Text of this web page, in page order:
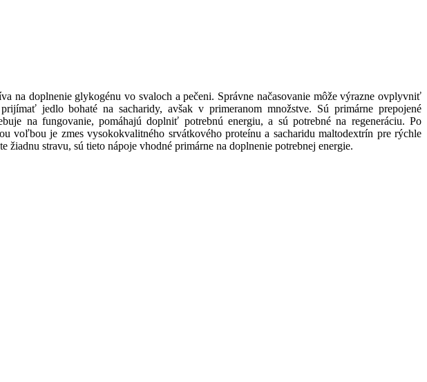
na doplnenie glykogénu vo svaloch a pečeni. Správne načasovanie môže výrazne ovplyvniť
jedlo bohaté na sacharidy, avšak v primeranom množstve. Sú primárne prepojené
na fungovanie, pomáhajú doplniť potrebnú energiu, a sú potrebné na regeneráciu. Po
voľbou je zmes vysokokvalitného srvátkového proteínu a sacharidu maltodextrín pre rýchle
žiadnu stravu, sú tieto nápoje vhodné primárne na doplnenie potrebnej energie.